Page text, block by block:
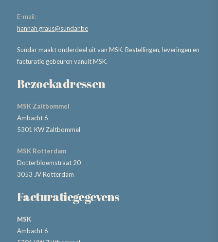
E-mail:
hannah.graus@sundar.be
Sundar maakt onderdeel uit van MSK. Bestellingen, leveringen en
facturatie gebeuren vanuit MSK.
Bezoekadressen
MSK Zaltbommel
Ambacht 6
5301 KW Zaltbommel
MSK Rotterdam
Dotterbloemstraat 20
3053 JV Rotterdam
Facturatiegegevens
MSK
Ambacht 6